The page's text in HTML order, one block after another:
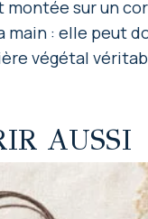
sur un
main : elle peut
végétal